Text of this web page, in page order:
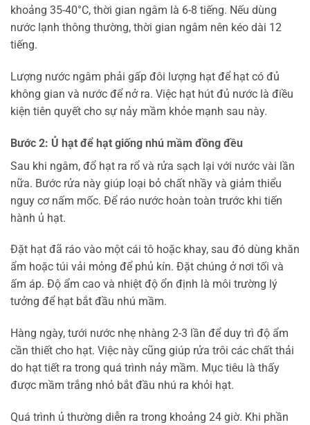
khoảng 35-40°C, thời gian ngâm là 6-8 tiếng. Nếu dùng
nước lạnh thông thường, thời gian ngâm nên kéo dài 12
tiếng.
Lượng nước ngâm phải gấp đôi lượng hạt để hạt có đủ
không gian và nước để nở ra. Việc hạt hút đủ nước là điều
kiện tiên quyết cho sự nảy mầm khỏe mạnh sau này.
Bước 2: Ủ hạt để hạt giống nhú mầm đồng đều
Sau khi ngâm, đổ hạt ra rổ và rửa sạch lại với nước vài lần
nữa. Bước rửa này giúp loại bỏ chất nhầy và giảm thiểu
nguy cơ nấm mốc. Để ráo nước hoàn toàn trước khi tiến
hành ủ hạt.
Đặt hạt đã ráo vào một cái tô hoặc khay, sau đó dùng khăn
ẩm hoặc túi vải mỏng để phủ kín. Đặt chúng ở nơi tối và
ấm áp. Độ ẩm cao và nhiệt độ ổn định là môi trường lý
tưởng để hạt bắt đầu nhú mầm.
Hàng ngày, tưới nước nhẹ nhàng 2-3 lần để duy trì độ ẩm
cần thiết cho hạt. Việc này cũng giúp rửa trôi các chất thải
do hạt tiết ra trong quá trình nảy mầm. Mục tiêu là thấy
được mầm trắng nhỏ bắt đầu nhú ra khỏi hạt.
Quá trình ủ thường diễn ra trong khoảng 24 giờ. Khi phần